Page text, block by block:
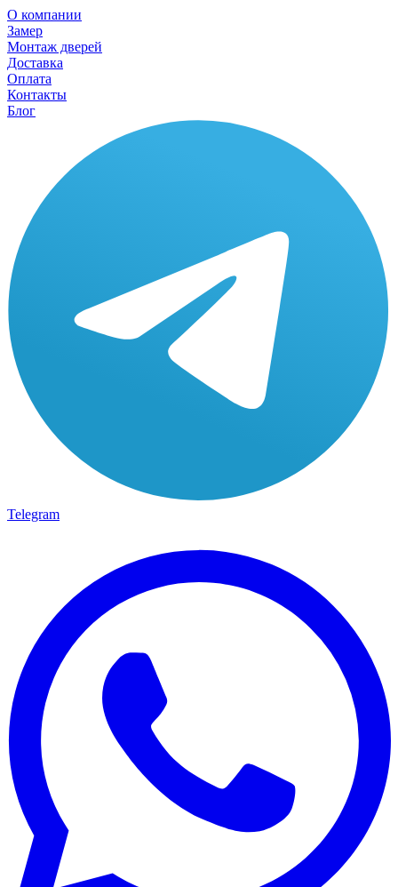
О компании
Замер
Монтаж дверей
Доставка
Оплата
Контакты
Блог
Telegram